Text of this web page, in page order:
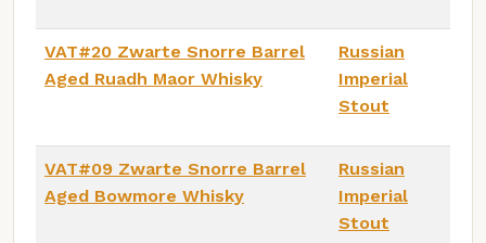
VAT#20 Zwarte Snorre Barrel
Aged Ruadh Maor Whisky
Russian
Imperial
Stout
VAT#09 Zwarte Snorre Barrel
Aged Bowmore Whisky
Russian
Imperial
Stout